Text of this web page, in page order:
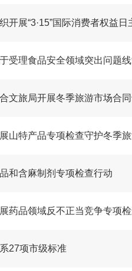
开展“3·15”国际消费者权益日
受理食品安全领域突出问题
文旅局开展冬季旅游市场合
山特产品专项检查守护冬季
和含麻制剂专项检查行动
药品领域反不正当竞争专项
27项市级标准